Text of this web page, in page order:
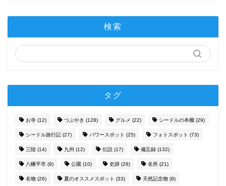
検索
タグ
お寺 (12) つぶやき (128) グルメ (22) シードルの本棚 (29)
シードル旅行記 (27) パワースポット (25) フォトスポット (73)
三陸 (14) 九州 (12) 伝説 (17) 備忘録 (132)
八幡平市 (9) 公園 (10) 史跡 (28) 名所 (21)
名物 (26) 夏のオススメスポット (33) 天然記念物 (9)